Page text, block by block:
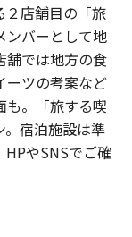
２店舗目の「旅
ンバーとして地
舗では地方の食
ーツの考案など
も。「旅する喫
。宿泊施設は準
やSNSでご確